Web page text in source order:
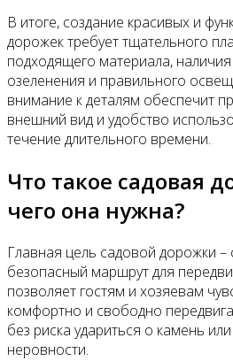
В итоге, создание красивых и
дорожек требует тщательного
подходящего материала,
озеленения и правильного
внимание к деталям обеспечит
внешний вид и удобство
течение длительного времени.
Что такое садовая
чего она нужна?
Главная цель садовой дорожки –
безопасный маршрут для
позволяет гостям и хозяевам
комфортно и свободно
без риска удариться о камень
неровности.